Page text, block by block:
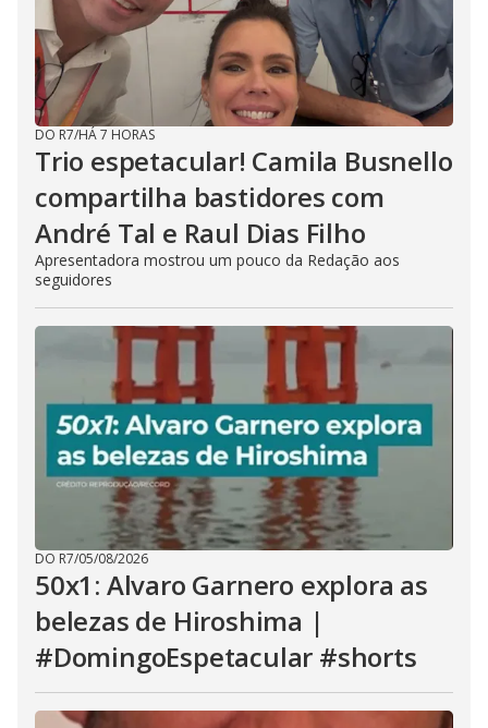
DO R7/HÁ 7 HORAS
Trio espetacular! Camila Busnello
compartilha bastidores com
André Tal e Raul Dias Filho
Apresentadora mostrou um pouco da Redação aos
seguidores
DO R7/05/08/2026
50x1: Alvaro Garnero explora as
belezas de Hiroshima |
#DomingoEspetacular #shorts